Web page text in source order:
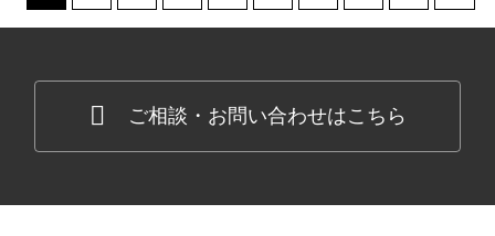
ご相談・お問い合わせはこちら